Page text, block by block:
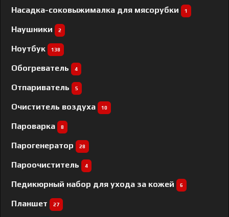
Насадка-соковыжималка для мясорубки 1
Наушники 2
Ноутбук 138
Обогреватель 4
Отпариватель 5
Очиститель воздуха 10
Пароварка 8
Парогенератор 28
Пароочиститель 4
Педикюрный набор для ухода за кожей 6
Планшет 27